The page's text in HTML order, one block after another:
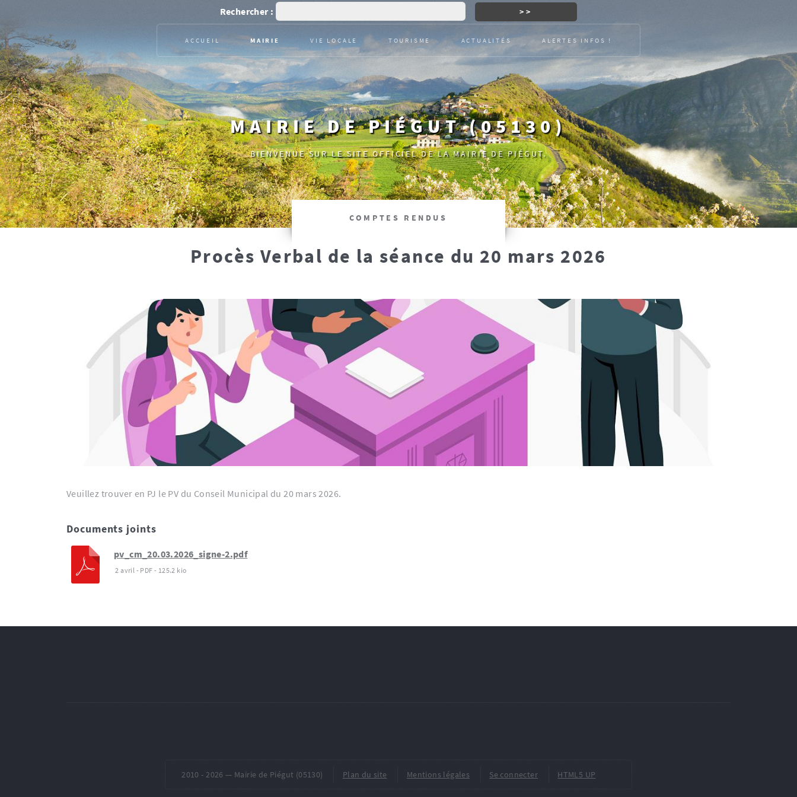
Rechercher :
MAIRIE DE PIÉGUT (05130)
BIENVENUE SUR LE SITE OFFICIEL DE LA MAIRIE DE PIÉGUT.
ACCUEIL MAIRIE VIE LOCALE TOURISME ACTUALITÉS ALERTES INFOS !
COMPTES RENDUS
Procès Verbal de la séance du 20 mars 2026
Veuillez trouver en PJ le PV du Conseil Municipal du 20 mars 2026.
Documents joints
pv_cm_20.03.2026_signe-2.pdf
2 avril - PDF - 125.2 kio
2010 -2026 — Mairie de Piégut (05130) Plan du site Mentions légales Se connecter HTML5 UP